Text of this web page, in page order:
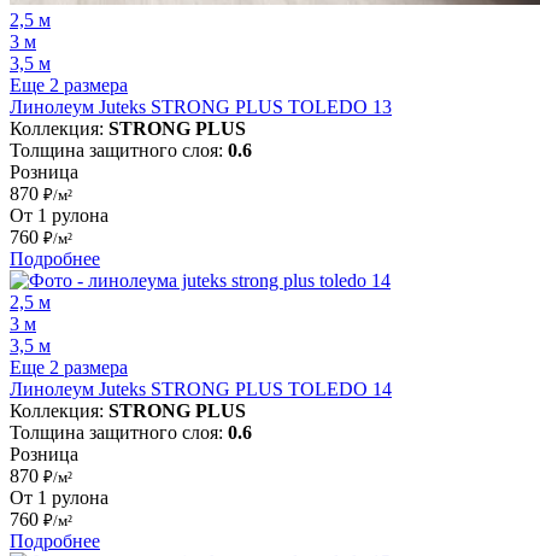
2,5 м
3 м
3,5 м
Еще 2 размера
Линолеум Juteks STRONG PLUS TOLEDO 13
Коллекция: STRONG PLUS
Толщина защитного слоя: 0.6
Розница
870 ₽/м²
От 1 рулона
760 ₽/м²
Подробнее
2,5 м
3 м
3,5 м
Еще 2 размера
Линолеум Juteks STRONG PLUS TOLEDO 14
Коллекция: STRONG PLUS
Толщина защитного слоя: 0.6
Розница
870 ₽/м²
От 1 рулона
760 ₽/м²
Подробнее